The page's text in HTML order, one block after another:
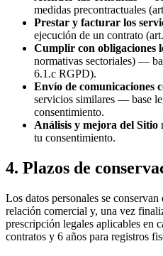
medidas precontractuales
Prestar y facturar los
ejecución de un contrato
Cumplir con obligaciones
normativas sectoriales) —
6.1.c RGPD).
Envío de comunicaciones
servicios similares — base
consentimiento.
Análisis y mejora del Sitio
tu consentimiento.
4. Plazos de
Los datos personales se
relación comercial y, una vez
prescripción legales aplicables en
contratos y 6 años para registros